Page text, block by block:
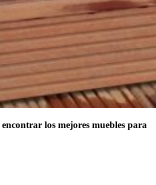
los mejores muebles para